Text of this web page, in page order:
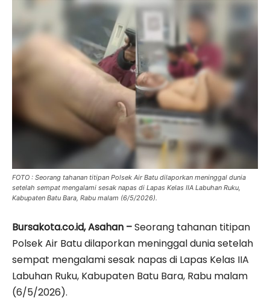
FOTO : Seorang tahanan titipan Polsek Air Batu dilaporkan meninggal dunia
setelah sempat mengalami sesak napas di Lapas Kelas IIA Labuhan Ruku,
Kabupaten Batu Bara, Rabu malam (6/5/2026).
Bursakota.co.id, Asahan –Seorang tahanan titipan
Polsek Air Batu dilaporkan meninggal dunia setelah
sempat mengalami sesak napas di Lapas Kelas IIA
Labuhan Ruku, Kabupaten Batu Bara, Rabu malam
(6/5/2026).